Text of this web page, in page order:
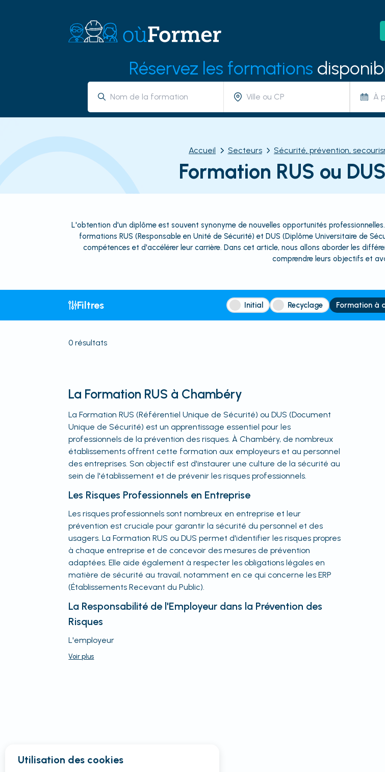
Réservez les formations
À
Accueil Secteurs Sécurité, prévention,
Formation RUS ou
L'obtention d'un diplôme est souvent synonyme de nouvelles opportunités
formations RUS (Responsable en Unité de Sécurité) et DUS (Diplôme Universitaire de
compétences et d'accélérer leur carrière. Dans cet article, nous allons aborder les
comprendre leurs objectifs et
Filtres Initial Recyclage Formation à
0 résultats
La Formation RUS à Chambéry
La Formation RUS (Référentiel Unique de Sécurité) ou DUS (Document
Unique de Sécurité) est un apprentissage essentiel pour les
professionnels de la prévention des risques. À Chambéry, de nombreux
établissements offrent cette formation aux employeurs et au personnel
des entreprises. Son objectif est d'instaurer une culture de la sécurité au
sein de l'établissement et de prévenir les risques professionnels.
Les Risques Professionnels en Entreprise
Les risques professionnels sont nombreux en entreprise et leur
prévention est cruciale pour garantir la sécurité du personnel et des
usagers. La Formation RUS ou DUS permet d'identifier les risques propres
à chaque entreprise et de concevoir des mesures de prévention
adaptées. Elle aide également à respecter les obligations légales en
matière de sécurité au travail, notamment en ce qui concerne les ERP
(Établissements Recevant du Public).
La Responsabilité de l'Employeur dans la Prévention des
Risques
L'employeur
Voirplus
Utilisation des cookies